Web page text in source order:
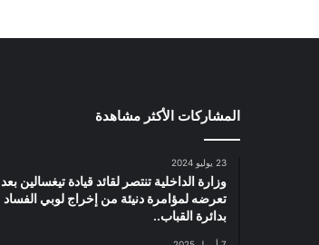
المشاركات الأكثر مشاهدة
23 يوليو 2024
وزارة الداخلية تنتصر لقائد قيادة تيغسالين بعد
تعرضه لمؤامرة دنيئة من إخراج لوبي الفساد
بدائرة القباب..